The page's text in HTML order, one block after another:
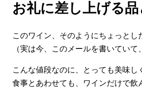
お礼に差し上げる品
このワイン、そのようにちょっとし
（実は今、このメールを書いてい
こんな値段なのに、とっても美味し
食事とあわせても、ワインだけで飲